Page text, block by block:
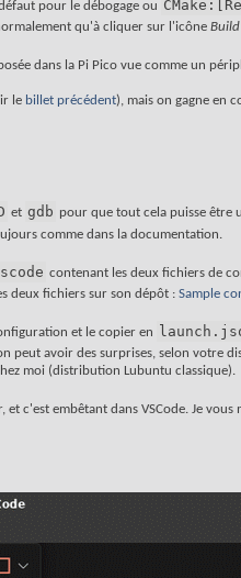
pour le débogage ou
qu'à cliquer sur l'icône Build
dans la Pi Pico vue comme un
le billet précédent), mais on gagne en
et gdb pour que tout cela puisse être
comme dans la documentation.
contenant les deux fichiers de
deux fichiers sur son dépôt : Sample
et le copier en
peut avoir des surprises, selon votre
moi (distribution Lubuntu classique).
et c'est embêtant dans VSCode. Je vous